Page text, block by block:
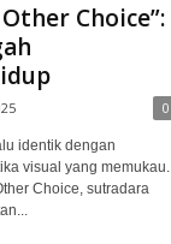
Choice”:
0
identik dengan
visual yang memukau.
Choice, sutradara